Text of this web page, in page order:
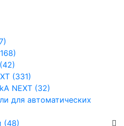
(331)
NEXT (32)
для автоматических
(48)